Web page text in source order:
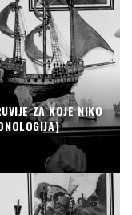
ZA KOJE NIKO